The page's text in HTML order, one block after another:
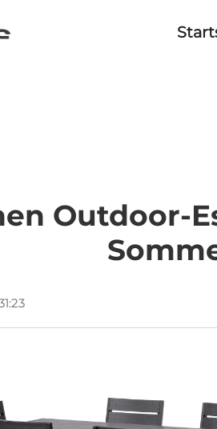
Outdoor-